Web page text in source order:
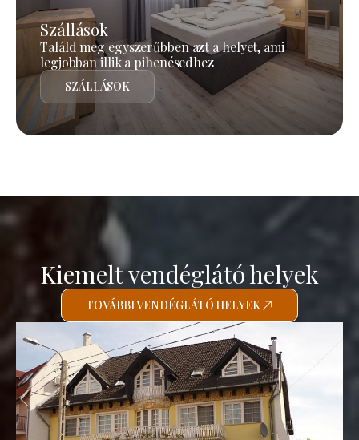
Szállások
Találd meg egyszerűbben azt a helyet, ami
legjobban illik a pihenésedhez
SZÁLLÁSOK
Kiemelt vendéglátó helyek
TOVÁBBI VENDÉGLÁTÓ HELYEK